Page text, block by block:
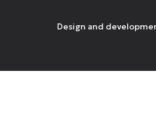
Design and